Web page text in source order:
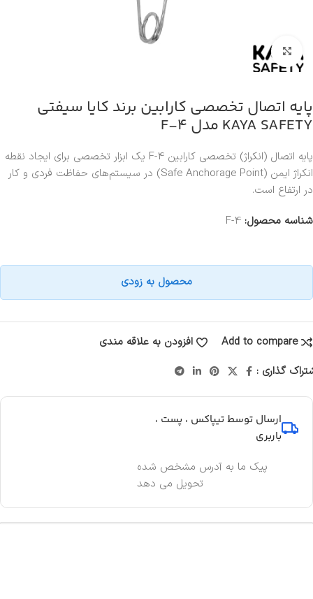
بزرگنمایی تصویر
پایه اتصال تخصصی کارابین برند کایا سیفتی
KAYA SAFETY مدل F-4
پایه اتصال (انکراژ) تخصصی کارابین F-4 یک ابزار تخصصی برای ایجاد نقطه
انکراژ ایمن (Safe Anchorage Point) در سیستم‌های حفاظت فردی و کار
در ارتفاع است.
شناسه محصول: F-4
محصول به زودی
Add to compare
افزودن به علاقه مندی
گذاری :
ارسال توسط تیپاکس ، پست ،
باربری
پیک ما به آدرس مشخص شده
تحویل می دهد